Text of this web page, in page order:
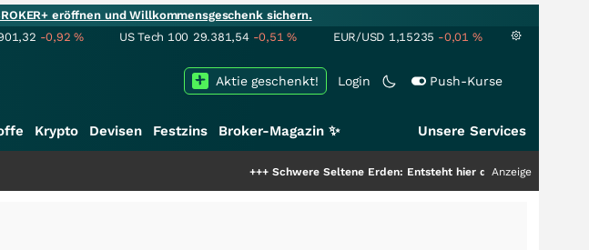
eröffnen und Willkommensgeschenk sichern.
-0,92% US Tech 100 29.381,54 -0,51% EUR/USD 1,15235 -0,01 %
Login Push-Kurse
Aktie geschenkt!
Krypto Devisen Festzins Broker-Magazin ✨ Unsere Services
Schwere Seltene Erden: Entsteht hier die nächste Milliardenstory?
Anzeige